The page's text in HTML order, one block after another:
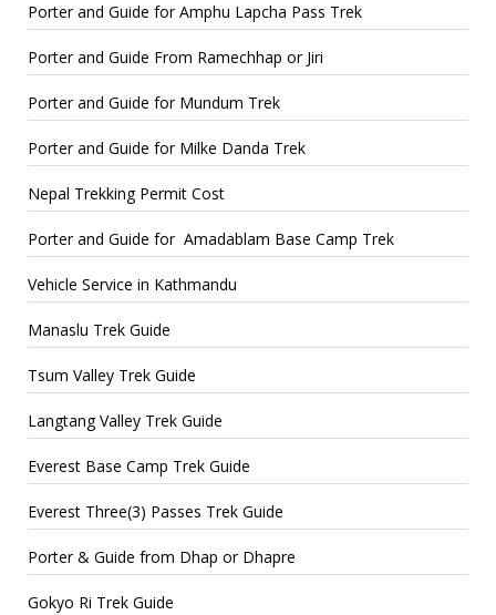
Porter and Guide for Amphu Lapcha Pass Trek
Porter and Guide From Ramechhap or Jiri
Porter and Guide for Mundum Trek
Porter and Guide for Milke Danda Trek
Nepal Trekking Permit Cost
Porter and Guide for Amadablam Base Camp Trek
Vehicle Service in Kathmandu
Manaslu Trek Guide
Tsum Valley Trek Guide
Langtang Valley Trek Guide
Everest Base Camp Trek Guide
Everest Three(3) Passes Trek Guide
Porter & Guide from Dhap or Dhapre
Gokyo Ri Trek Guide